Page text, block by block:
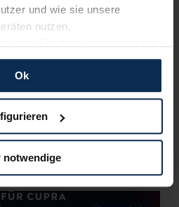
und wie sie unsere
nutzen.
für unseren Service zu
an Dritte weiterzugeben,
Falls Sie dem nicht
wir uns auf die
und Sie somit nicht
Neuwagen unterstützen.
jederzeit anpassen oder
Ok
notwendige